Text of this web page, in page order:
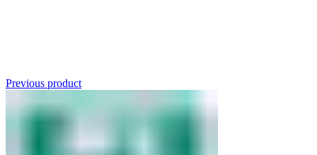
Previous product